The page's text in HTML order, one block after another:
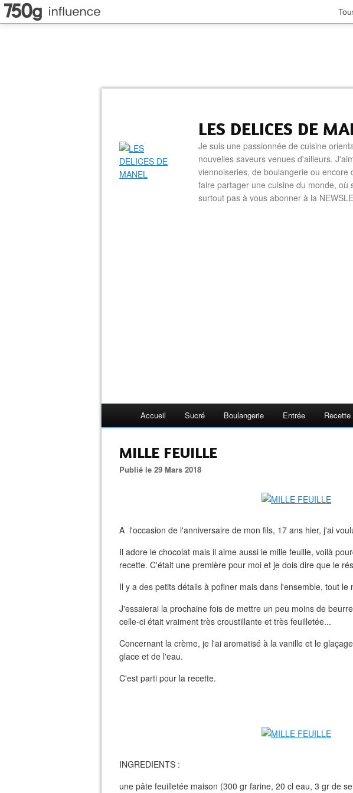
LES DELICES DE
Je suis une passionnée de cuisine
nouvelles saveurs venues d'ailleurs.
viennoiseries, de boulangerie ou
faire partager une cuisine du monde,
surtout pas à vous abonner à la
Accueil Sucré Boulangerie Entrée
MILLE FEUILLE
Publié le 29 Mars 2018
A l'occasion de l'anniversaire de mon fils, 17 ans hier, j'ai
Il adore le chocolat mais il aime aussi le mille feuille, voilà
recette. C'était une première pour moi et je dois dire que le
Il y a des petits détails à pofiner mais dans l'ensemble, tout le
J'essaierai la prochaine fois de mettre un peu moins de
celle-ci était vraiment très croustillante et très feuilletée...
Concernant la crème, je l'ai aromatisé à la vanille et le
glace et de l'eau.
C'est parti pour la recette.
INGREDIENTS :
une pâte feuilletée maison (300 gr farine, 20 cl eau, 3 gr de